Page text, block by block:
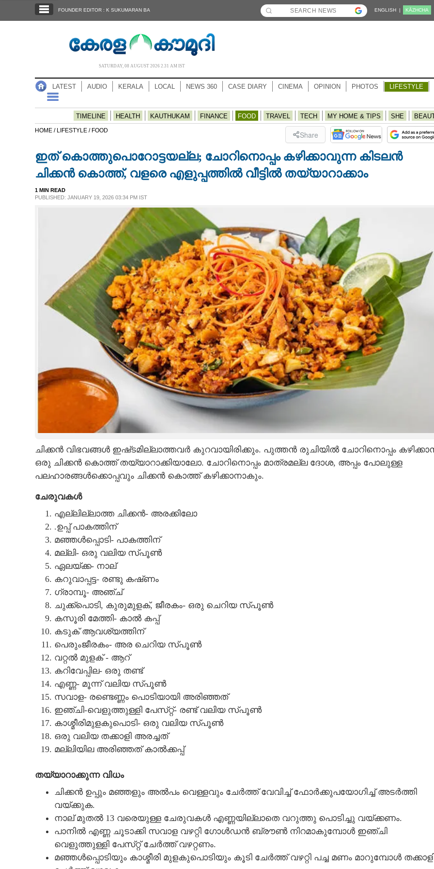
NOTIFIED NEWS
CASE DIARY
CARTOONS
LITERATURE
FOUNDER EDITOR : K SUKUMARAN BA ENGLISH | KĀZHCHA
SATURDAY, 08 AUGUST 2026 2.31 AM IST
LATEST AUDIO KERALA LOCAL NEWS 360 CASE DIARY CINEMA OPINION PHOTOS LIFESTYLE
TIMELINE HEALTH KAUTHUKAM FINANCE FOOD TRAVEL TECH MY HOME & TIPS SHE
HOME / LIFESTYLE / FOOD Share
ഇത് കൊത്തുപൊറോട്ടയല്ല; ചോറിനൊപ്പം കഴിക്കാവുന്ന കിടലൻ
ചിക്കൻ കൊത്ത്, വളരെ എളുപ്പത്തിൽ വീട്ടിൽ തയ്യാറാക്കാം
1 MIN READ
PUBLISHED: JANUARY 19, 2026 03:34 PM IST
ചിക്കൻ വിഭവങ്ങൾ ഇഷ്‌ടമില്ലാത്തവർ കുറവായിരിക്കും. പുത്തൻ രുചിയിൽ ചോറിനൊപ്പം
ഒരു ചിക്കൻ കൊത്ത് തയ്യാറാക്കിയാലോ. ചോറിനൊപ്പം മാത്രമല്ല ദോശ, അപ്പം പോലുള്ള
പലഹാരങ്ങൾക്കൊപ്പവും ചിക്കൻ കൊത്ത് കഴിക്കാനാകും.
ചേരുവകൾ
എല്ലില്ലാത്ത ചിക്കൻ- അരക്കിലോ
.ഉപ്പ് പാകത്തിന്
മഞ്ഞൾപ്പൊടി- പാകത്തിന്
മല്ലി- ഒരു വലിയ സ്‌പൂൺ
ഏലയ്‌ക്ക- നാല്
കറുവാപ്പട്ട- രണ്ടു കഷ്‌ണം
ഗ്രാമ്പൂ- അഞ്ച്
ചുക്ക്പൊടി, കുരുമുളക്, ജീരകം- ഒരു ചെറിയ സ്‌പൂൺ
കസൂരി മേത്തി- കാൽ കപ്പ്
കടുക് ആവശ്യത്തിന്
പെരുംജീരകം- അര ചെറിയ സ്‌പൂൺ
വറ്റൽ മുളക് - ആറ്
കറിവേപ്പില- ഒരു തണ്ട്
എണ്ണ- മൂന്ന് വലിയ സ്‌പൂൺ
സവാള- രണ്ടെണ്ണം പൊടിയായി അരിഞ്ഞത്
ഇഞ്ചി-വെളുത്തുള്ളി പേസ്‌റ്റ്- രണ്ട് വലിയ സ്‌പൂൺ
കാശ്മീരിമുളകുപൊടി- ഒരു വലിയ സ്‌പൂൺ
ഒരു വലിയ തക്കാളി അരച്ചത്
മല്ലിയില അരിഞ്ഞത് കാൽക്കപ്പ്
തയ്യാറാക്കുന്ന വിധം
ചിക്കൻ ഉപ്പും മഞ്ഞളും അൽപം വെള്ളവും ചേർത്ത് വേവിച്ച് ഫോർക്കുപയോഗിച്ച് അടർത്തി
വയ്‌ക്കുക.
നാല് മുതൽ 13 വരെയുള്ള ചേരുവകൾ എണ്ണയില്ലാതെ വറുത്തു പൊടിച്ചു വയ്‌ക്കണം.
പാനിൽ എണ്ണ ചൂടാക്കി സവാള വഴറ്റി ഗോൾഡൻ ബ്രൗൺ നിറമാകുമ്പോൾ ഇഞ്ചി
വെളുത്തുള്ളി പേസ്‌റ്റ് ചേർത്ത് വഴറ്റണം.
മഞ്ഞൾപ്പൊടിയും കാശ്മീരി മുളകുപൊടിയും കൂടി ചേർത്ത് വഴറ്റി പച്ച മണം മാറുമ്പോൾ
Share this link